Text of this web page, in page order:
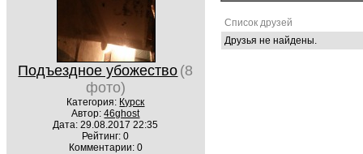
Подъездное убожество (8
фото)
Категория: Курск
Автор:46ghost
Дата: 29.08.2017 22:35
Рейтинг: 0
Комментарии: 0
Список друзей
Друзья не найдены.